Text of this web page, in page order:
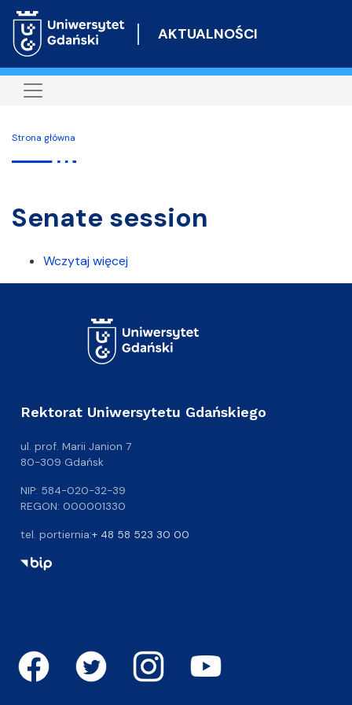
do
AKTUALNOŚCI
Strona główna
Senate session
Wczytaj więcej
Rektorat Uniwersytetu Gdańskiego
ul. prof. Marii Janion 7
80-309 Gdańsk
NIP: 584-020-32-39
REGON: 000001330
tel. portiernia:+ 48 58 523 30 00